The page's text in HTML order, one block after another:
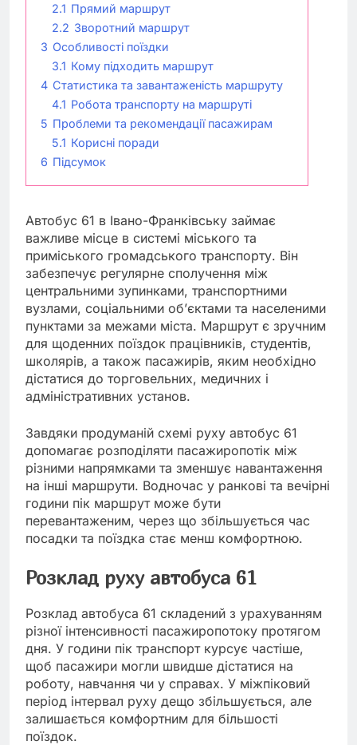
2.1 Прямий маршрут
2.2 Зворотний маршрут
3 Особливості поїздки
3.1 Кому підходить маршрут
4 Статистика та завантаженість маршруту
4.1 Робота транспорту на маршруті
5 Проблеми та рекомендації пасажирам
5.1 Корисні поради
6 Підсумок
Автобус 61 в Івано-Франківську займає
важливе місце в системі міського та
приміського громадського транспорту. Він
забезпечує регулярне сполучення між
центральними зупинками, транспортними
вузлами, соціальними об’єктами та населеними
пунктами за межами міста. Маршрут є зручним
для щоденних поїздок працівників, студентів,
школярів, а також пасажирів, яким необхідно
дістатися до торговельних, медичних і
адміністративних установ.
Завдяки продуманій схемі руху автобус 61
допомагає розподіляти пасажиропотік між
різними напрямками та зменшує навантаження
на інші маршрути. Водночас у ранкові та вечірні
години пік маршрут може бути
перевантаженим, через що збільшується час
посадки та поїздка стає менш комфортною.
Розклад руху автобуса 61
Розклад автобуса 61 складений з урахуванням
різної інтенсивності пасажиропотоку протягом
дня. У години пік транспорт курсує частіше,
щоб пасажири могли швидше дістатися на
роботу, навчання чи у справах. У міжпіковий
період інтервал руху дещо збільшується, але
залишається комфортним для більшості
поїздок.